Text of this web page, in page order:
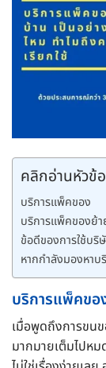
คลิกอ่านหัวข้อ
บริการแพ็คของ
บริการแพ็คของย้า
ข้อดีของการใช้บริ
หากกำลังมองหา
บริการแพ็คขอ
เมื่อพูดถึงการขนข
มากมายเต็มไปห